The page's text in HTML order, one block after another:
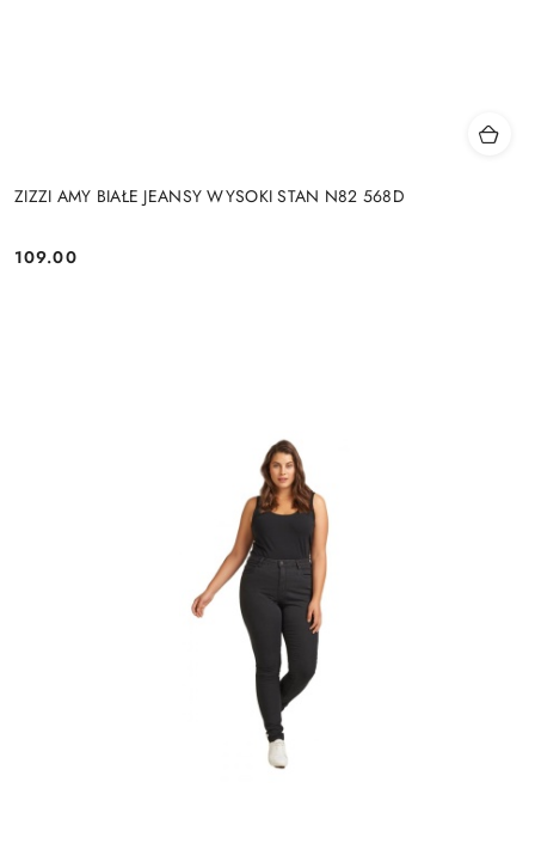
ZIZZI AMY BIAŁE JEANSY WYSOKI STAN N82 568D
Cena:
109.00